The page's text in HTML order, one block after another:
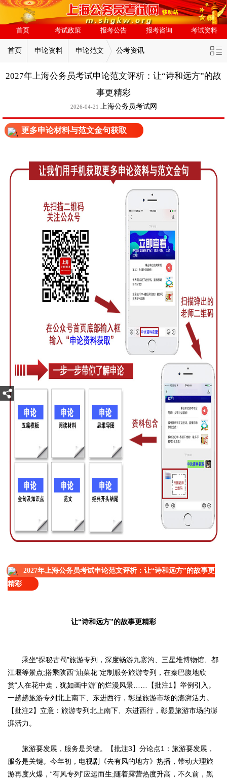
首页 考试政策 报考公告 报考咨询 考试资料
首页 申论资料 申论范文 公考资讯
2027年上海公务员考试申论范文评析：让“诗和远方”的故
事更精彩
2026-04-21 上海公务员考试网
更多申论材料与范文金句获取
2027年上海公务员考试申论范文评析：让“诗和远方”的故事更
精彩
让“诗和远方”的故事更精彩
乘坐“探秘古蜀”旅游专列，深度畅游九寨沟、三星堆博物馆、都
江堰等景点;搭乘陕西“油菜花”定制服务旅游专列，在秦巴腹地欣
赏“人在花中走，犹如画中游”的烂漫风景……【批注1】举例引入。
一趟趟旅游专列北上南下、东进西行，彰显旅游市场的澎湃活力。
【批注2】立意：旅游专列北上南下、东进西行，彰显旅游市场的澎
湃活力。
旅游要发展，服务是关键。【批注3】分论点1：旅游要发展，
服务是关键。今年初，电视剧《去有风的地方》热播，带动大理旅
游再度火爆，“有风专列”应运而生;随着露营热度升高，不久前，黑